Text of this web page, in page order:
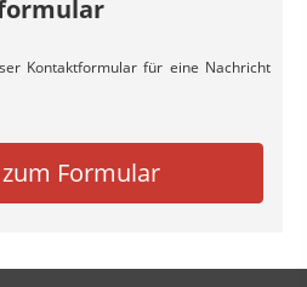
Kontaktformular für eine Nachricht
zum Formular